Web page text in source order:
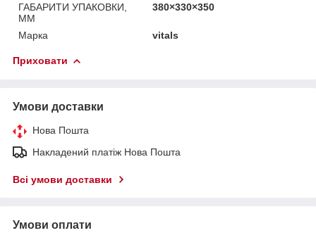
ГАБАРИТИ УПАКОВКИ,
ММ
380×330×350
Марка vitals
Приховати
Умови доставки
Нова Пошта
Накладений платіж Нова Пошта
Всі умови доставки
Умови оплати